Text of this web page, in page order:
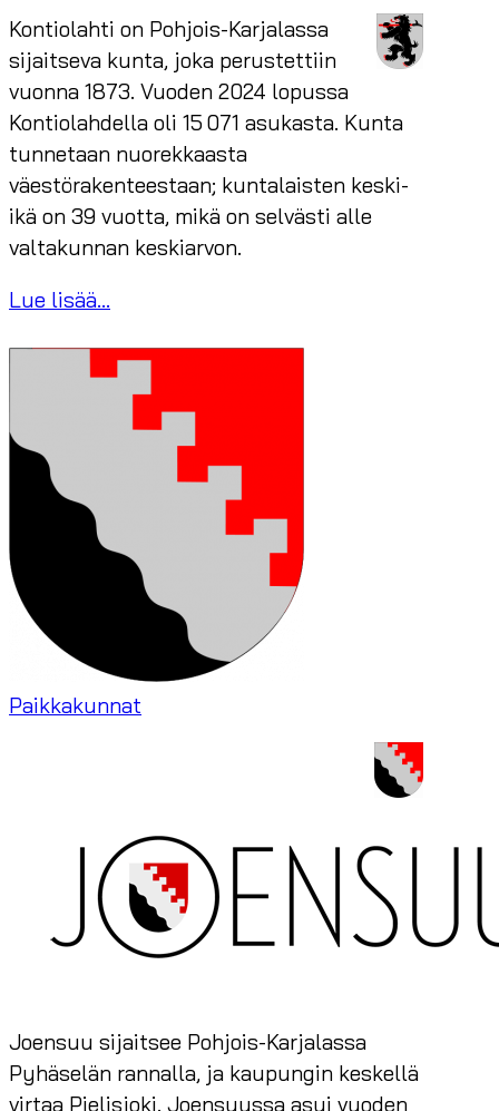
Kontiolahti on Pohjois-Karjalassa
sijaitseva kunta, joka perustettiin
vuonna 1873. Vuoden 2024 lopussa
Kontiolahdella oli 15 071 asukasta. Kunta
tunnetaan nuorekkaasta
väestörakenteestaan; kuntalaisten keski-
ikä on 39 vuotta, mikä on selvästi alle
valtakunnan keskiarvon.
Lue lisää...
Paikkakunnat
Joensuu sijaitsee Pohjois-Karjalassa
Pyhäselän rannalla, ja kaupungin keskellä
virtaa Pielisjoki. Joensuussa asui vuoden